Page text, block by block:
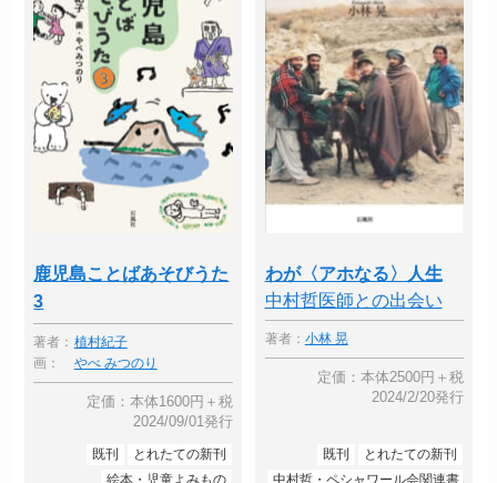
鹿児島ことばあそびうた
3
著者： 植村紀子
画：
やべ みつのり
定価：本体1600円＋税
2024/09/01発行
既刊
とれたての新刊
絵本・児童よみもの
わが〈アホなる〉人生
中村哲医師との出会い
著者： 小林 晃
定価：本体2500円＋税
2024/2/20発行
既刊
とれたての新刊
中村哲・ペシャワール会関連書